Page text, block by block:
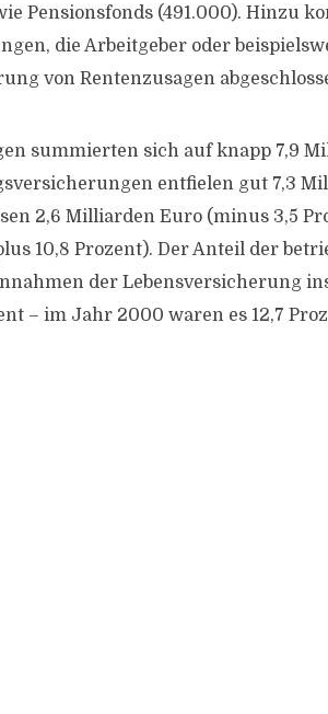
Pensionsfonds (491.000). Hinzu
die Arbeitgeber oder
von Rentenzusagen
summierten sich auf knapp 7,9
entfielen gut 7,3
2,6 Milliarden Euro (minus 3,5
10,8 Prozent). Der Anteil der
der Lebensversicherung
– im Jahr 2000 waren es 12,7